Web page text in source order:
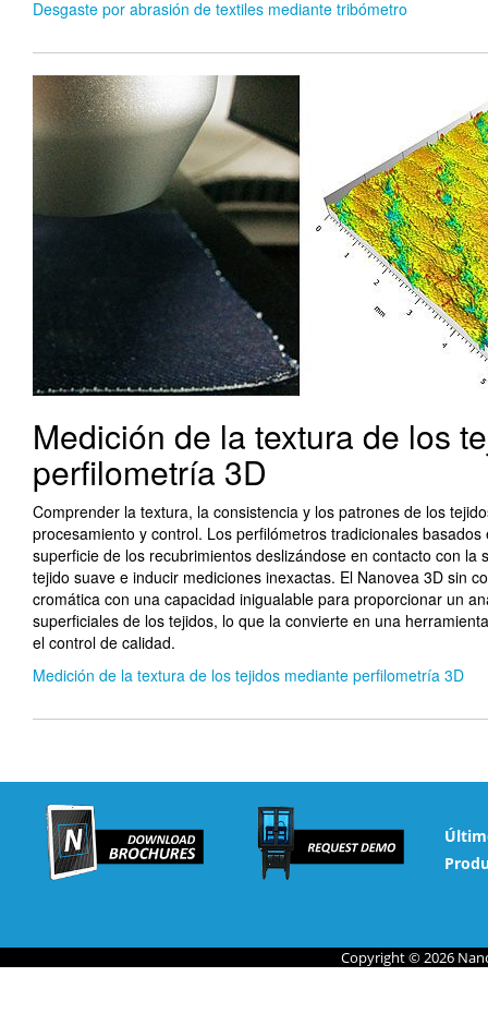
Desgaste por abrasión de textiles mediante tribómetro
Medición de la textura de los
perfilometría 3D
Comprender la textura, la consistencia y los patrones de los
procesamiento y control. Los perfilómetros tradicionales
superficie de los recubrimientos deslizándose en contacto con
tejido suave e inducir mediciones inexactas. El Nanovea 3D sin
cromática con una capacidad inigualable para proporcionar un
superficiales de los tejidos, lo que la convierte en una
el control de calidad.
Medición de la textura de los tejidos mediante perfilometría 3D
Copyright © 2026